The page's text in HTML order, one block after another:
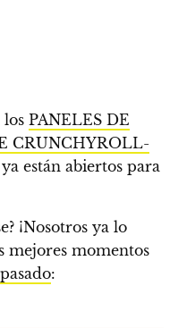
los PANELES DE
CRUNCHYROLL-
están abiertos para
¡Nosotros ya lo
mejores momentos
: